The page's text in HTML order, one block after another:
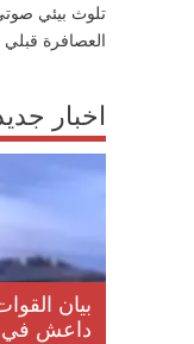
تلوث بيئي
العصافرة قبلي
اخبار
بيان
داعش في